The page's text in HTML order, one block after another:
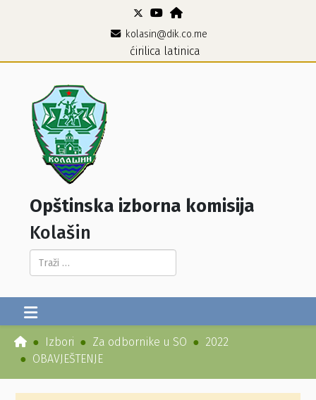
kolasin@dik.co.me
ćirilica latinica
Opštinska izborna komisija
Kolašin
Pretraga...
Izbori Za odbornike u SO
2022
OBAVJEŠTENJE